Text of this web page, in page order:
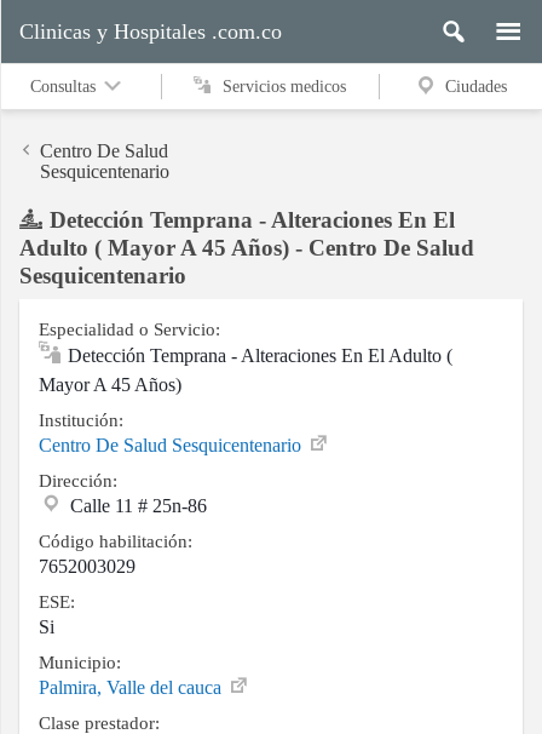
Servicios
medicos
Ciudades
Buscar
Contacto
Clinicas y Hospitales .com.co
Consultas Servicios medicos Ciudades
Centro De Salud
Sesquicentenario
Detección Temprana - Alteraciones En El
Adulto ( Mayor A 45 Años) - Centro De Salud
Sesquicentenario
Especialidad o Servicio:
Detección Temprana - Alteraciones En El Adulto (
Mayor A 45 Años)
Institución:
Centro De Salud Sesquicentenario
Dirección:
Calle 11 # 25n-86
Código habilitación:
7652003029
ESE:
Si
Municipio:
Palmira, Valle del cauca
Clase prestador: